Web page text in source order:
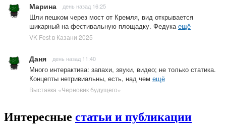
Марина день назад 16:25
Шли пешком через мост от Кремля, вид открывается
шикарный на фестивальную площадку. Федукаещё
VK Fest в Казани 2025
Даня день назад 11:40
Много интерактива: запахи, звуки, видео; не только статика.
Концепты нетривиальны, есть, над чем ещё
Выставка «Черновик будущего»
Интересные статьи и публикации